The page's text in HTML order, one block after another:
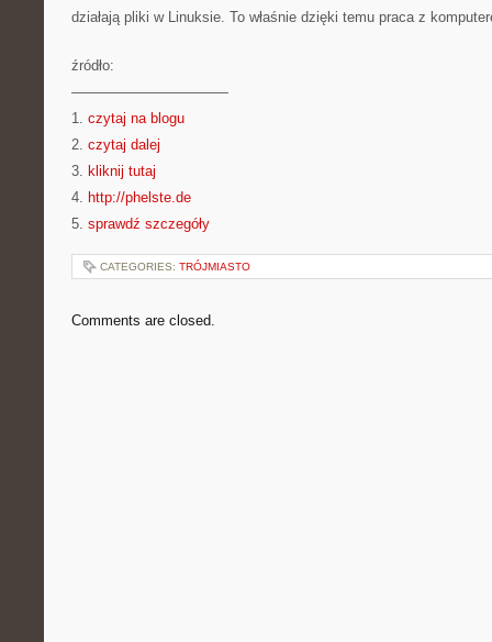
działają pliki w Linuksie. To właśnie dzięki temu praca z
źródło:
———————————
1. czytaj na blogu
2. czytaj dalej
3. kliknij tutaj
4. http://phelste.de
5. sprawdź szczegóły
CATEGORIES: TRÓJMIASTO
Comments are closed.